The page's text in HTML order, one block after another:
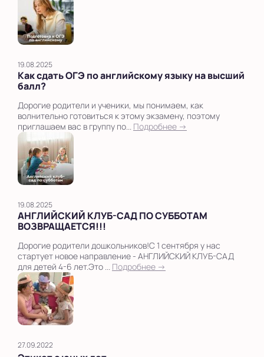
19.08.2025
Как сдать ОГЭ по английскому языку на высший
балл?
Дорогие родители и ученики, мы понимаем, как
волнительно готовиться к этому экзамену, поэтому
приглашаем вас в группу по... Подробнее →
19.08.2025
АНГЛИЙСКИЙ КЛУБ-САД ПО СУББОТАМ
ВОЗВРАЩАЕТСЯ!!!
Дорогие родители дошкольников!С 1 сентября у нас
стартует новое направление - АНГЛИЙСКИЙ КЛУБ-САД
для детей 4-6 лет.Это ... Подробнее →
27.09.2022